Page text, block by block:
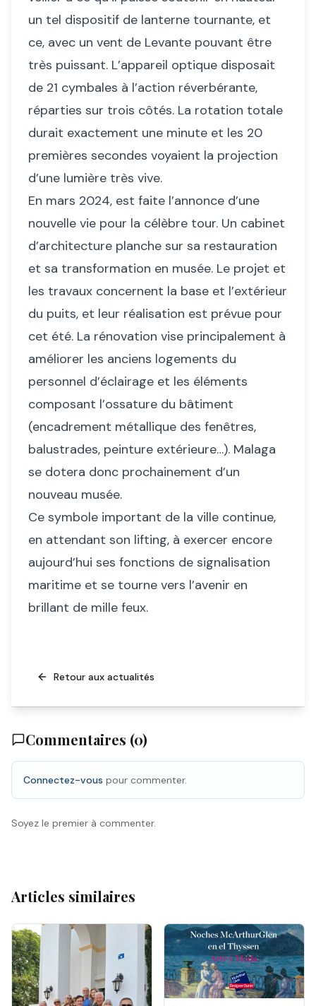
un tel dispositif de lanterne tournante, et
ce, avec un vent de Levante pouvant être
très puissant. L’appareil optique disposait
de 21 cymbales à l’action réverbérante,
réparties sur trois côtés. La rotation totale
durait exactement une minute et les 20
premières secondes voyaient la projection
d’une lumière très vive.
En mars 2024, est faite l’annonce d’une
nouvelle vie pour la célèbre tour. Un cabinet
d’architecture planche sur sa restauration
et sa transformation en musée. Le projet et
les travaux concernent la base et l’extérieur
du puits, et leur réalisation est prévue pour
cet été. La rénovation vise principalement à
améliorer les anciens logements du
personnel d’éclairage et les éléments
composant l’ossature du bâtiment
(encadrement métallique des fenêtres,
balustrades, peinture extérieure…). Malaga
se dotera donc prochainement d’un
nouveau musée.
Ce symbole important de la ville continue,
en attendant son lifting, à exercer encore
aujourd’hui ses fonctions de signalisation
maritime et se tourne vers l’avenir en
brillant de mille feux.
Retour aux actualités
Commentaires (0)
Connectez-vous pour commenter.
Soyez le premier à commenter.
Articles similaires